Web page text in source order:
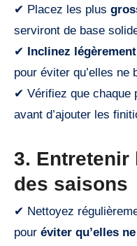
✔ Placez les plus
serviront de base
✔ Inclinez légèrement
pour éviter qu’elles ne
✔ Vérifiez que chaque
avant d’ajouter les
3. Entretenir
des saisons
✔ Nettoyez
pour éviter qu’elles